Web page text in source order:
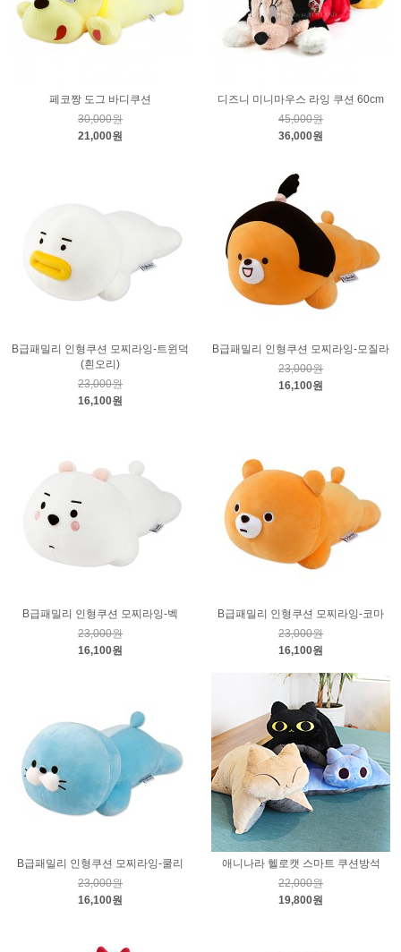
페코짱 도그 바디쿠션
30,000원
21,000원
디즈니 미니마우스 라잉 쿠션 60cm
45,000원
36,000원
B급패밀리 인형쿠션 모찌라잉-트윈덕
(흰오리)
23,000원
16,100원
B급패밀리 인형쿠션 모찌라잉-모질라
23,000원
16,100원
B급패밀리 인형쿠션 모찌라잉-벡
23,000원
16,100원
B급패밀리 인형쿠션 모찌라잉-코마
23,000원
16,100원
B급패밀리 인형쿠션 모찌라잉-쿨리
23,000원
16,100원
애니나라 헬로캣 스마트 쿠션방석
22,000원
19,800원